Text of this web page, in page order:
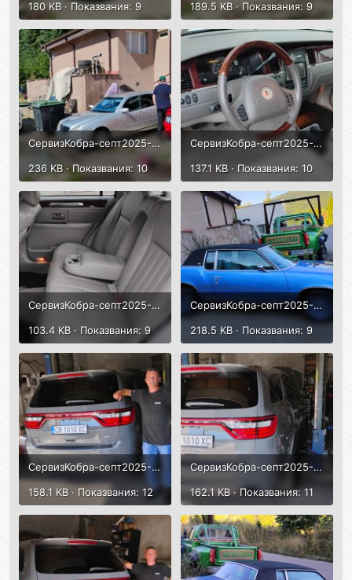
180 KB · Показвания: 9
189.5 KB · Показвания: 9
СервизКобра-септ2025-10.jpg
236 KB · Показвания: 10
СервизКобра-септ2025-9.jpg
137.1 KB · Показвания: 10
СервизКобра-септ2025-8.jpg
103.4 KB · Показвания: 9
СервизКобра-септ2025-7.jpg
218.5 KB · Показвания: 9
СервизКобра-септ2025-1.jpg
158.1 KB · Показвания: 12
СервизКобра-септ2025-2.jpg
162.1 KB · Показвания: 11